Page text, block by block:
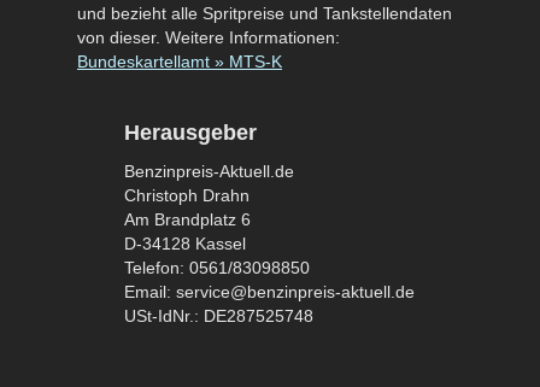
und bezieht alle Spritpreise und Tankstellendaten
von dieser. Weitere Informationen:
Bundeskartellamt » MTS-K
Herausgeber
Benzinpreis-Aktuell.de
Christoph Drahn
Am Brandplatz 6
D-34128 Kassel
Telefon: 0561/83098850
Email: service@benzinpreis-aktuell.de
USt-IdNr.: DE287525748